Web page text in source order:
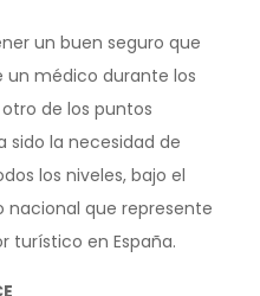
un buen seguro que
un médico durante los
de los puntos
sido la necesidad de
los niveles, bajo el
que represente
turístico en España.